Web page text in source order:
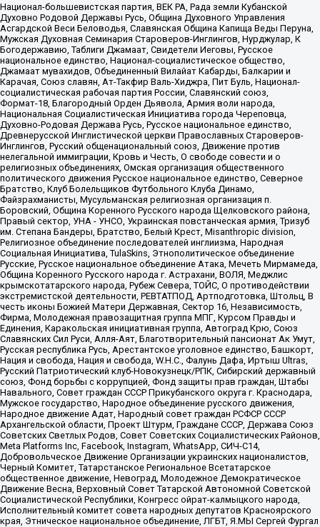
Национал-большевистская партия, ВЕК РА, Рада земли Кубанской
Духовно Родовой Державы Русь, Община Духовного Управления
Асгардской Веси Беловодья, Славянская Община Капища Веды Перуна,
Мужская Духовная Семинария Староверов-Инглингов, Нурджулар, К
Богодержавию, Таблиги Джамаат, Свидетели Иеговы, Русское
национальное единство, Национал-социалистическое общество,
Джамаат мувахидов, Объединенный Вилайат Кабарды, Балкарии и
Карачая, Союз славян, Ат-Такфир Валь-Хиджра, Пит Буль, Национал-
социалистическая рабочая партия России, Славянский союз,
Формат-18, Благородный Орден Дьявола, Армия воли народа,
Национальная Социалистическая Инициатива города Череповца,
Духовно-Родовая Держава Русь, Русское национальное единство,
Древнерусской Инглистической церкви Православных Староверов-
Инглингов, Русский общенациональный союз, Движение против
нелегальной иммиграции, Кровь и Честь, О свободе совести и о
религиозных объединениях, Омская организация общественного
политического движения Русское национальное единство, Северное
Братство, Клуб Болельщиков Футбольного Клуба Динамо,
Файзрахманисты, Мусульманская религиозная организация п.
Боровский, Община Коренного Русского народа Щелковского района,
Правый сектор, УНА - УНСО, Украинская повстанческая армия, Тризуб
им. Степана Бандеры, Братство, Белый Крест, Misanthropic division,
Религиозное объединение последователей инглиизма, Народная
Социальная Инициатива, TulaSkins, Этнополитическое объединение
Русские, Русское национальное объединение Атака, Мечеть Мирмамеда,
Община Коренного Русского народа г. Астрахани, ВОЛЯ, Меджлис
крымскотатарского народа, Рубеж Севера, ТОЙС, О противодействии
экстремистской деятельности, РЕВТАТПОД, Артподготовка, Штольц, В
честь иконы Божией Матери Державная, Сектор 16, Независимость,
Фирма, Молодежная правозащитная группа МПГ, Курсом Правды и
Единения, Каракольская инициативная группа, Автоград Крю, Союз
Славянских Сил Руси, Алля-Аят, Благотворительный пансионат Ак Умут,
Русская республика Русь, Арестантское уголовное единство, Башкорт,
Нация и свобода, Нация и свобода, W.H.С., Фалунь Дафа, Иртыш Ultras,
Русский Патриотический клуб-Новокузнецк/РПК, Сибирский державный
союз, Фонд борьбы с коррупцией, Фонд защиты прав граждан, Штабы
Навального, Совет граждан СССР Прикубанского округа г. Краснодара,
Мужское государство, Народное объединение русского движения,
Народное движение Адат, Народный совет граждан РСФСР СССР
Архангельской области, Проект Штурм, Граждане СССР, Держава Союз
Советских Светлых Родов, Совет Советских Социалистических Районов,
Meta Platforms Inc, Facebook, Instagram, WhatsApp, СИЧ-С14,
Добровольческое Движение Организации украинских националистов,
Черный Комитет, Татарстанское Региональное Всетатарское
общественное движение, Невоград, Молодежное Демократическое
Движение Весна, Верховный Совет Татарской Автономной Советской
Социалистической Республики, Конгресс ойрат-калмыцкого народа,
Исполнительный комитет совета народных депутатов Красноярского
края, Этническое национальное объединение, ЛГБТ, Я.МЫ Сергей Фургал